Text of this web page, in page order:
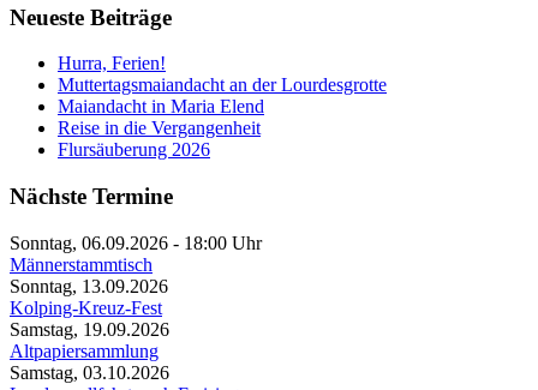
Neueste Beiträge
Hurra, Ferien!
Muttertagsmaiandacht an der Lourdesgrotte
Maiandacht in Maria Elend
Reise in die Vergangenheit
Flursäuberung 2026
Nächste Termine
Sonntag, 06.09.2026 - 18:00 Uhr
Männerstammtisch
Sonntag, 13.09.2026
Kolping-Kreuz-Fest
Samstag, 19.09.2026
Altpapiersammlung
Samstag, 03.10.2026